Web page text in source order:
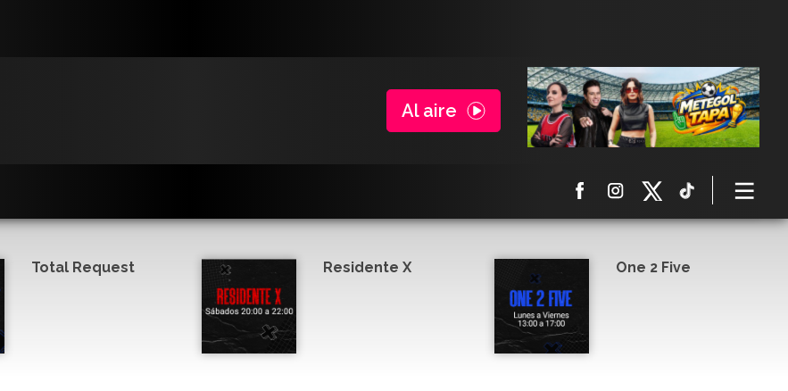
Al aire
Total Request Residente X One 2 Five